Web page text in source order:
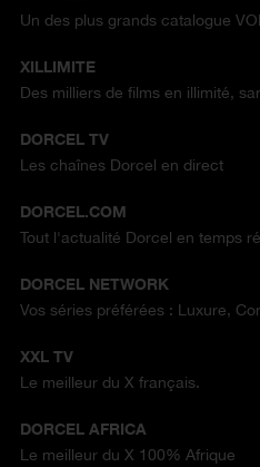
Un des plus grands catalogue
XILLIMITE
Des milliers de films en illimité,
DORCEL TV
Les chaînes Dorcel en direct
DORCEL.COM
Tout l'actualité Dorcel en temps
DORCEL NETWORK
Vos séries préférées : Luxure,
XXL TV
Le meilleur du X français.
DORCEL AFRICA
Le meilleur du X 100% Afrique